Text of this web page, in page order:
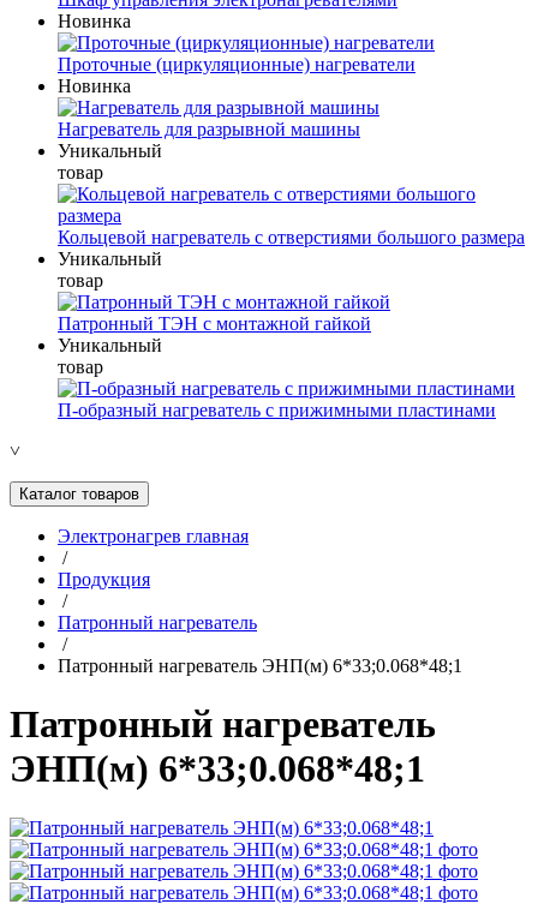
Новинка
Проточные (циркуляционные) нагреватели
Новинка
Нагреватель для разрывной машины
Уникальный
товар
Кольцевой нагреватель с отверстиями большого размера
Уникальный
товар
Патронный ТЭН с монтажной гайкой
Уникальный
товар
П-образный нагреватель с прижимными пластинами
˅
Каталог товаров
Электронагрев главная
/
Продукция
/
Патронный нагреватель
/
Патронный нагреватель ЭНП(м) 6*33;0.068*48;1
Патронный нагреватель
ЭНП(м) 6*33;0.068*48;1